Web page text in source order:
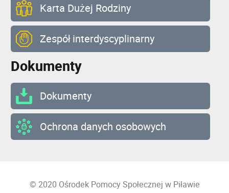
Karta Dużej Rodziny
Zespół interdyscyplinarny
Dokumenty
Dokumenty
Ochrona danych osobowych
© 2020 Ośrodek Pomocy Społecznej w Piławie